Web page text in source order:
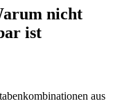
nicht
ist
aus